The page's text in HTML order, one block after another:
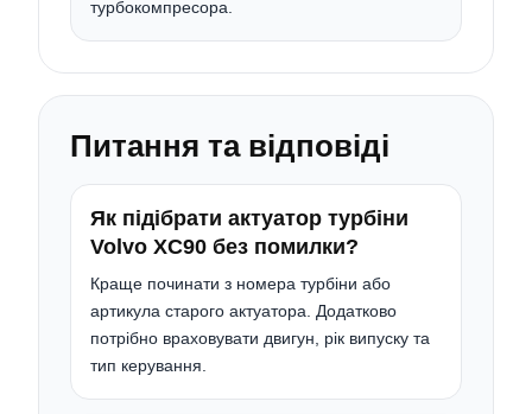
турбокомпресора.
Питання та відповіді
Як підібрати актуатор турбіни
Volvo XC90 без помилки?
Краще починати з номера турбіни або
артикула старого актуатора. Додатково
потрібно враховувати двигун, рік випуску та
тип керування.